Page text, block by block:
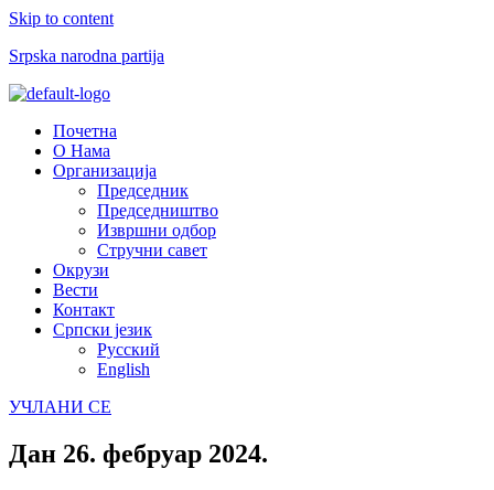
Skip to content
Srpska narodna partija
Menu
Почетна
О Нама
Организација
Председник
Председништво
Извршни одбор
Стручни савет
Окрузи
Вести
Контакт
Српски језик
Русский
English
УЧЛАНИ СЕ
Дан 26. фебруар 2024.